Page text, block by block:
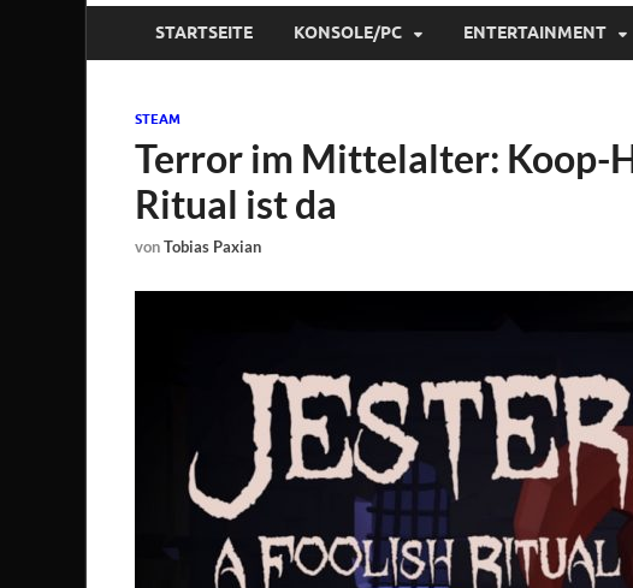
STARTSEITE KONSOLE/PC ENTERTAINMENT
STEAM
Terror im Mittelalter: Koop-
Ritual ist da
vonTobias Paxian